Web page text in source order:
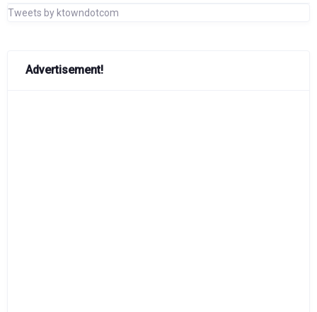
Tweets by ktowndotcom
Advertisement!